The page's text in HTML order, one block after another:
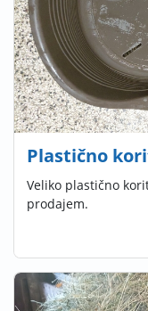
Plastično
Veliko plastično
prodajem.